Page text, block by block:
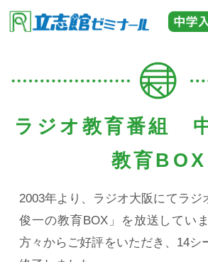
入塾までの流れ
ラジオ教育番組
教育BOX
2003年より、ラジオ大阪にてラジ
俊一の教育BOX」を放送してい
方々からご好評をいただき、14シ